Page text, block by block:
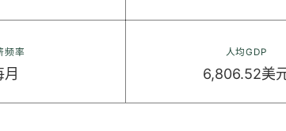
频率
月
人均GDP
6,806.52美